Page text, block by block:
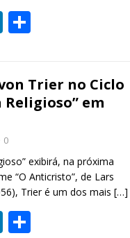
Li
e
dI
n
e
Trier no Ciclo
Religioso” em
0
exibirá, na próxima
“O Anticristo”, de Lars
Trier é um dos mais […]
Li